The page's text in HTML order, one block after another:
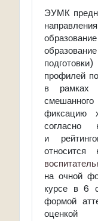
ЭУМК
профилей
в рамках
фиксацию
согласно
и
на очной
курсе в 6
формой
оценкой